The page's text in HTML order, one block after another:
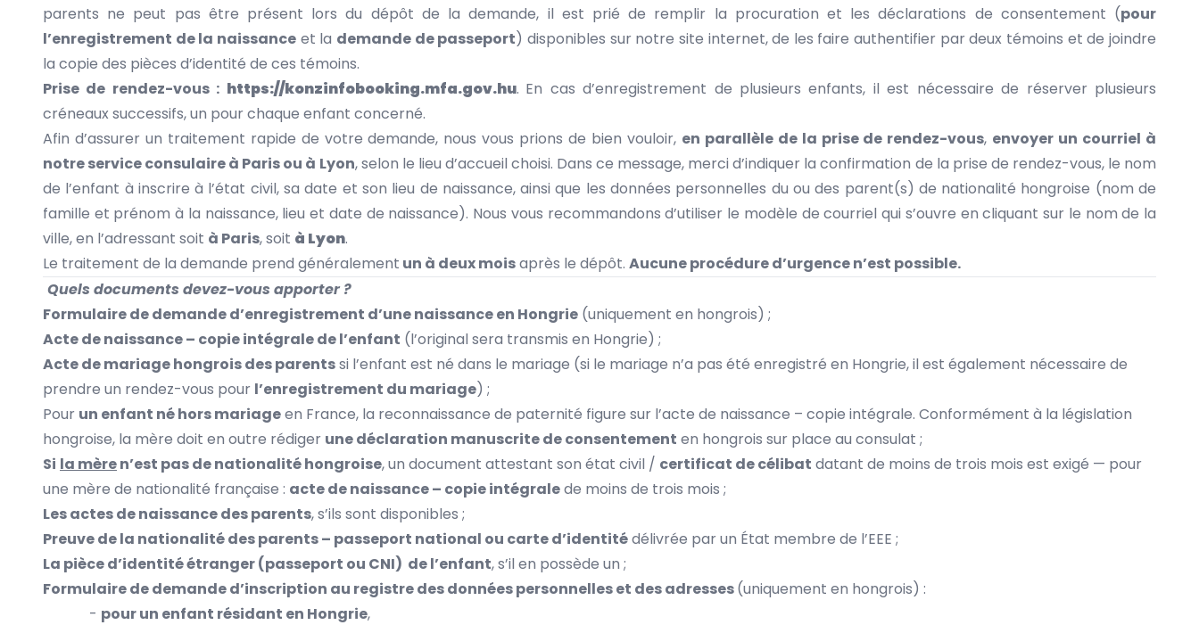
parents ne peut pas être présent lors du dépôt de la demande, il est prié de remplir la procuration et les déclarations de consentement (pour
l’enregistrement de la naissanceet la demande de passeport) disponibles sur notre site internet, de les faire authentifier par deux témoins et de joindre
la copie des pièces d’identité de ces témoins.
Prise de rendez-vous : https://konzinfobooking.mfa.gov.hu. En cas d’enregistrement de plusieurs enfants, il est nécessaire de réserver plusieurs
créneaux successifs, un pour chaque enfant concerné.
Afin d’assurer un traitement rapide de votre demande, nous vous prions de bien vouloir, en parallèle de la prise de rendez-vous, envoyer un courriel à
notre service consulaire à Paris ou à Lyon, selon le lieu d’accueil choisi. Dans ce message, merci d’indiquer la confirmation de la prise de rendez-vous, le nom
de l’enfant à inscrire à l’état civil, sa date et son lieu de naissance, ainsi que les données personnelles du ou des parent(s) de nationalité hongroise (nom de
famille et prénom à la naissance, lieu et date de naissance). Nous vous recommandons d’utiliser le modèle de courriel qui s’ouvre en cliquant sur le nom de la
ville, en l’adressant soit à Paris, soit à Lyon.
Le traitement de la demande prend généralement un à deux moisaprès le dépôt. Aucune procédure d’urgence n’est possible.
Quels documents devez-vous apporter ?
Formulaire de demande d’enregistrement d’une naissance en Hongrie (uniquement en hongrois) ;
Acte de naissance – copie intégrale de l’enfant (l’original sera transmis en Hongrie) ;
Acte de mariage hongrois des parentssi l’enfant est né dans le mariage (si le mariage n’a pas été enregistré en Hongrie, il est également nécessaire de
prendre un rendez-vous pour l’enregistrement du mariage) ;
Pour un enfant né hors mariageen France, la reconnaissance de paternité figure sur l’acte de naissance – copie intégrale. Conformément à la législation
hongroise, la mère doit en outre rédiger une déclaration manuscrite de consentement en hongrois sur place au consulat ;
Si la mèren’est pas de nationalité hongroise, un document attestant son état civil / certificat de célibat datant de moins de trois mois est exigé — pour
une mère de nationalité française : acte de naissance – copie intégralede moins de trois mois ;
Les actes de naissance des parents, s’ils sont disponibles ;
Preuve de la nationalité des parents – passeport national ou carte d’identitédélivrée par un État membre de l’EEE ;
La pièce d’identité étranger (passeport ou CNI) de l’enfant, s’il en possède un ;
Formulaire de demande d’inscription au registre des données personnelles et des adresses(uniquement en hongrois) :
- pour un enfant résidant en Hongrie,